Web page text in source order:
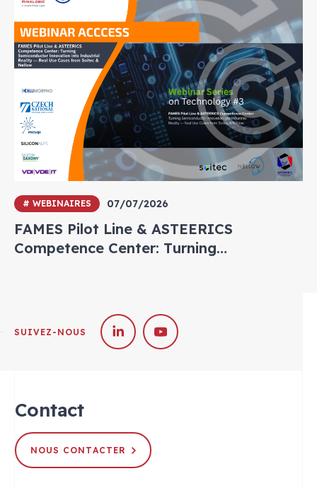
# WEBINAIRES 07/07/2026
FAMES Pilot Line & ASTEERICS
Competence Center: Turning
SUIVEZ-NOUS
Contact
NOUS CONTACTER